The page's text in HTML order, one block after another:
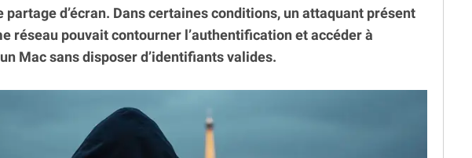
partage d’écran. Dans certaines conditions, un attaquant présent
réseau pouvait contourner l’authentification et accéder à
Mac sans disposer d’identifiants valides.